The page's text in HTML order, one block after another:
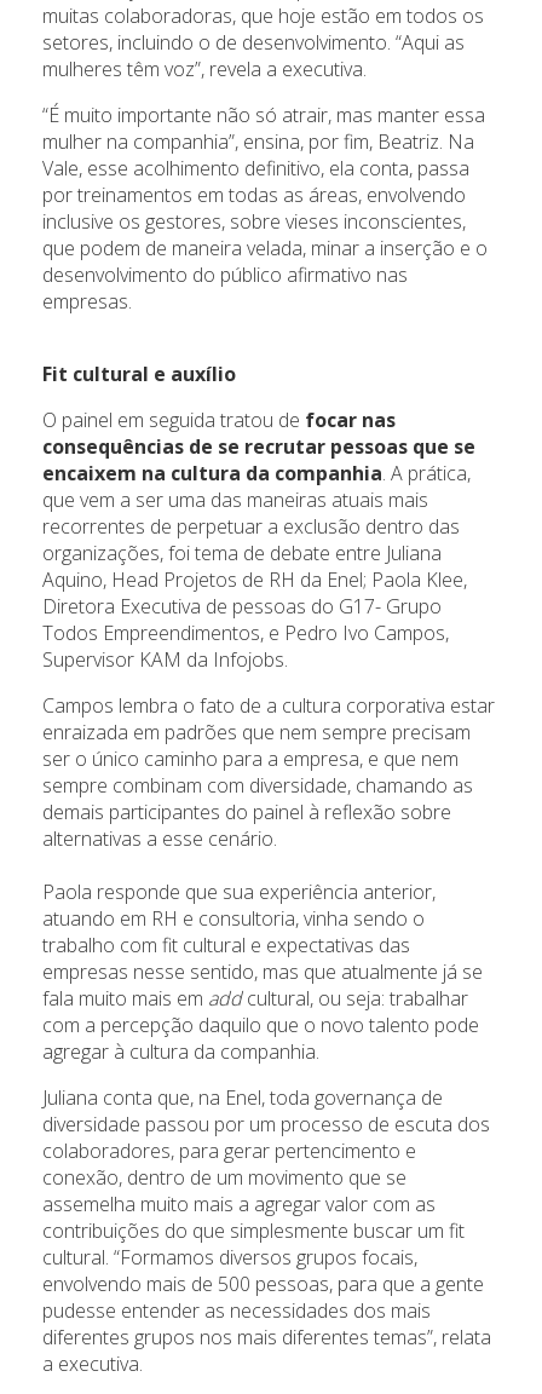
muitas colaboradoras, que hoje estão em todos os
setores, incluindo o de desenvolvimento. “Aqui as
mulheres têm voz”, revela a executiva.
“É muito importante não só atrair, mas manter essa
mulher na companhia”, ensina, por fim, Beatriz. Na
Vale, esse acolhimento definitivo, ela conta, passa
por treinamentos em todas as áreas, envolvendo
inclusive os gestores, sobre vieses inconscientes,
que podem de maneira velada, minar a inserção e o
desenvolvimento do público afirmativo nas
empresas.
Fit cultural e auxílio
O painel em seguida tratou de focar nas
consequências de se recrutar pessoas que se
encaixem na cultura da companhia. A prática,
que vem a ser uma das maneiras atuais mais
recorrentes de perpetuar a exclusão dentro das
organizações, foi tema de debate entre Juliana
Aquino, Head Projetos de RH da Enel; Paola Klee,
Diretora Executiva de pessoas do G17- Grupo
Todos Empreendimentos, e Pedro Ivo Campos,
Supervisor KAM da Infojobs.
Campos lembra o fato de a cultura corporativa estar
enraizada em padrões que nem sempre precisam
ser o único caminho para a empresa, e que nem
sempre combinam com diversidade, chamando as
demais participantes do painel à reflexão sobre
alternativas a esse cenário.
Paola responde que sua experiência anterior,
atuando em RH e consultoria, vinha sendo o
trabalho com fit cultural e expectativas das
empresas nesse sentido, mas que atualmente já se
fala muito mais em addcultural, ou seja: trabalhar
com a percepção daquilo que o novo talento pode
agregar à cultura da companhia.
Juliana conta que, na Enel, toda governança de
diversidade passou por um processo de escuta dos
colaboradores, para gerar pertencimento e
conexão, dentro de um movimento que se
assemelha muito mais a agregar valor com as
contribuições do que simplesmente buscar um fit
cultural. “Formamos diversos grupos focais,
envolvendo mais de 500 pessoas, para que a gente
pudesse entender as necessidades dos mais
diferentes grupos nos mais diferentes temas”, relata
a executiva.